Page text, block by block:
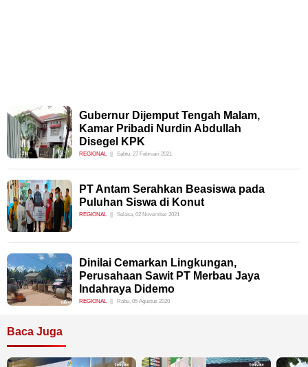
Gubernur Dijemput Tengah Malam,
Kamar Pribadi Nurdin Abdullah
Disegel KPK
REGIONAL Sabtu, 27 Februari 2021
PT Antam Serahkan Beasiswa pada
Puluhan Siswa di Konut
REGIONAL Selasa, 02 November 2021
Dinilai Cemarkan Lingkungan,
Perusahaan Sawit PT Merbau Jaya
Indahraya Didemo
REGIONAL Rabu, 05 Agustus 2020
Baca Juga